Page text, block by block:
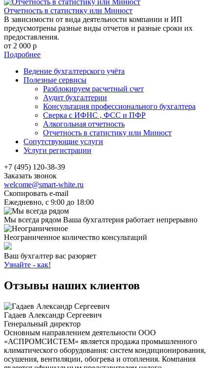
Отчетность в статистику или Минюст
В зависимости от вида деятельности компании и ИП
предусмотрены разные виды отчетов и разные сроки их
предоставления.
от 2 000 р
Подробнее
Ведение бухгалтерского учёта
Полезные сервисы
Разблокируем расчетный счет
Аудит бухгалтерии
Консультация профессионального бухгалтера
Сверка с ИФНС , ФСС и ПФР
Алкогольная отчетность
Отчетность в статистику или Минюст
Сопутствующие услуги
Услуги регистрации
+7 (495) 120-38-39
Заказать звонок
welcome@smart-white.ru
Скопировать e-mail
Ежедневно, с 9:00 до 18:00
Мы всегда рядом Ваша бухгалтерия работает непрерывно
Неограниченное количество консультаций
Ваш бухгалтер вас разоряет
Узнайте - как!
Отзывы наших клиентов
Гадаев Александр Сергеевич
Генеральный директор
Основным направлением деятельности ООО
«АСПРОМСИСТЕМ» является продажа промышленного
климатического оборудования: систем кондиционирования,
осушения, вентиляции, обогрева и отопления. Компания